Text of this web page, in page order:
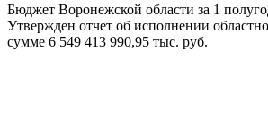
Бюджет Воронежской области за 1
Утвержден отчет об исполнении
сумме 6 549 413 990,95 тыс. руб.